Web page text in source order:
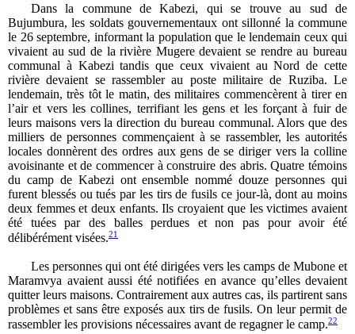
Dans la commune de Kabezi, qui se trouve au sud de
Bujumbura, les soldats gouvernementaux ont sillonné la commune
le 26 septembre, informant la population que le lendemain ceux qui
vivaient au sud de la rivière Mugere devaient se rendre au bureau
communal à Kabezi tandis que ceux vivaient au Nord de cette
rivière devaient se rassembler au poste militaire de Ruziba. Le
lendemain, très tôt le matin, des militaires commencèrent à tirer en
l’air et vers les collines, terrifiant les gens et les forçant à fuir de
leurs maisons vers la direction du bureau communal. Alors que des
milliers de personnes commençaient à se rassembler, les autorités
locales donnèrent des ordres aux gens de se diriger vers la colline
avoisinante et de commencer à construire des abris. Quatre témoins
du camp de Kabezi ont ensemble nommé douze personnes qui
furent blessés ou tués par les tirs de fusils ce jour-là, dont au moins
deux femmes et deux enfants. Ils croyaient que les victimes avaient
été tuées par des balles perdues et non pas pour avoir été
délibérément visées.21
Les personnes qui ont été dirigées vers les camps de Mubone et
Maramvya avaient aussi été notifiées en avance qu’elles devaient
quitter leurs maisons. Contrairement aux autres cas, ils partirent sans
problèmes et sans être exposés aux tirs de fusils. On leur permit de
rassembler les provisions nécessaires avant de regagner le camp.22